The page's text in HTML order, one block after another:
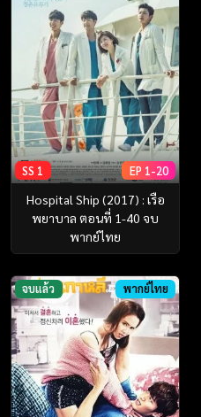
SS 1 EP 1-20
Hospital Ship (2017) : เรือ
พยาบาล ตอนที่ 1-40 จบ
พากย์ไทย
จบแล้ว พากย์ไทย